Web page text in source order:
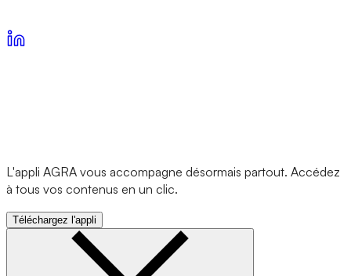
L'appli AGRA vous accompagne désormais partout. Accédez
à tous vos contenus en un clic.
Téléchargez l'appli